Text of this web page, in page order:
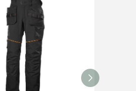
Piekrītu SIA Hards
lietošanas noteikumiem